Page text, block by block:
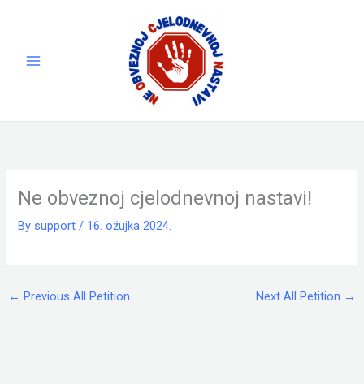
Ne obveznoj cjelodnevnoj nastavi!
By support/ 16. ožujka 2024.
← Previous All Petition Next All Petition →